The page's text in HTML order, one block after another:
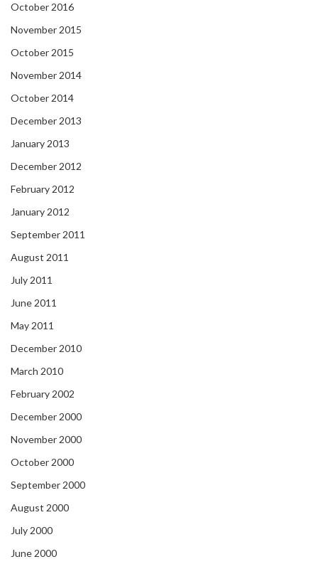
October 2016
November 2015
October 2015
November 2014
October 2014
December 2013
January 2013
December 2012
February 2012
January 2012
September 2011
August 2011
July 2011
June 2011
May 2011
December 2010
March 2010
February 2002
December 2000
November 2000
October 2000
September 2000
August 2000
July 2000
June 2000